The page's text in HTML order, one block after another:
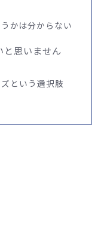
かは分からない
と思いません
という選択肢